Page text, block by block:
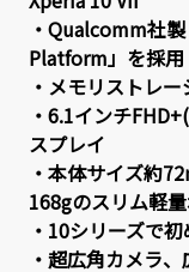
・Qualcomm社
Platform」を採用
・メモリストレ
・6.1インチ
スプレイ
・本体サイズ約
168gのスリム軽
・10シリーズで
・超広角カメラ